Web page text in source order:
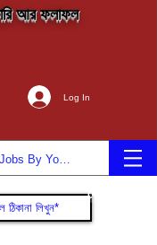
আর ফলাফল
Log In
যোগদান করুন